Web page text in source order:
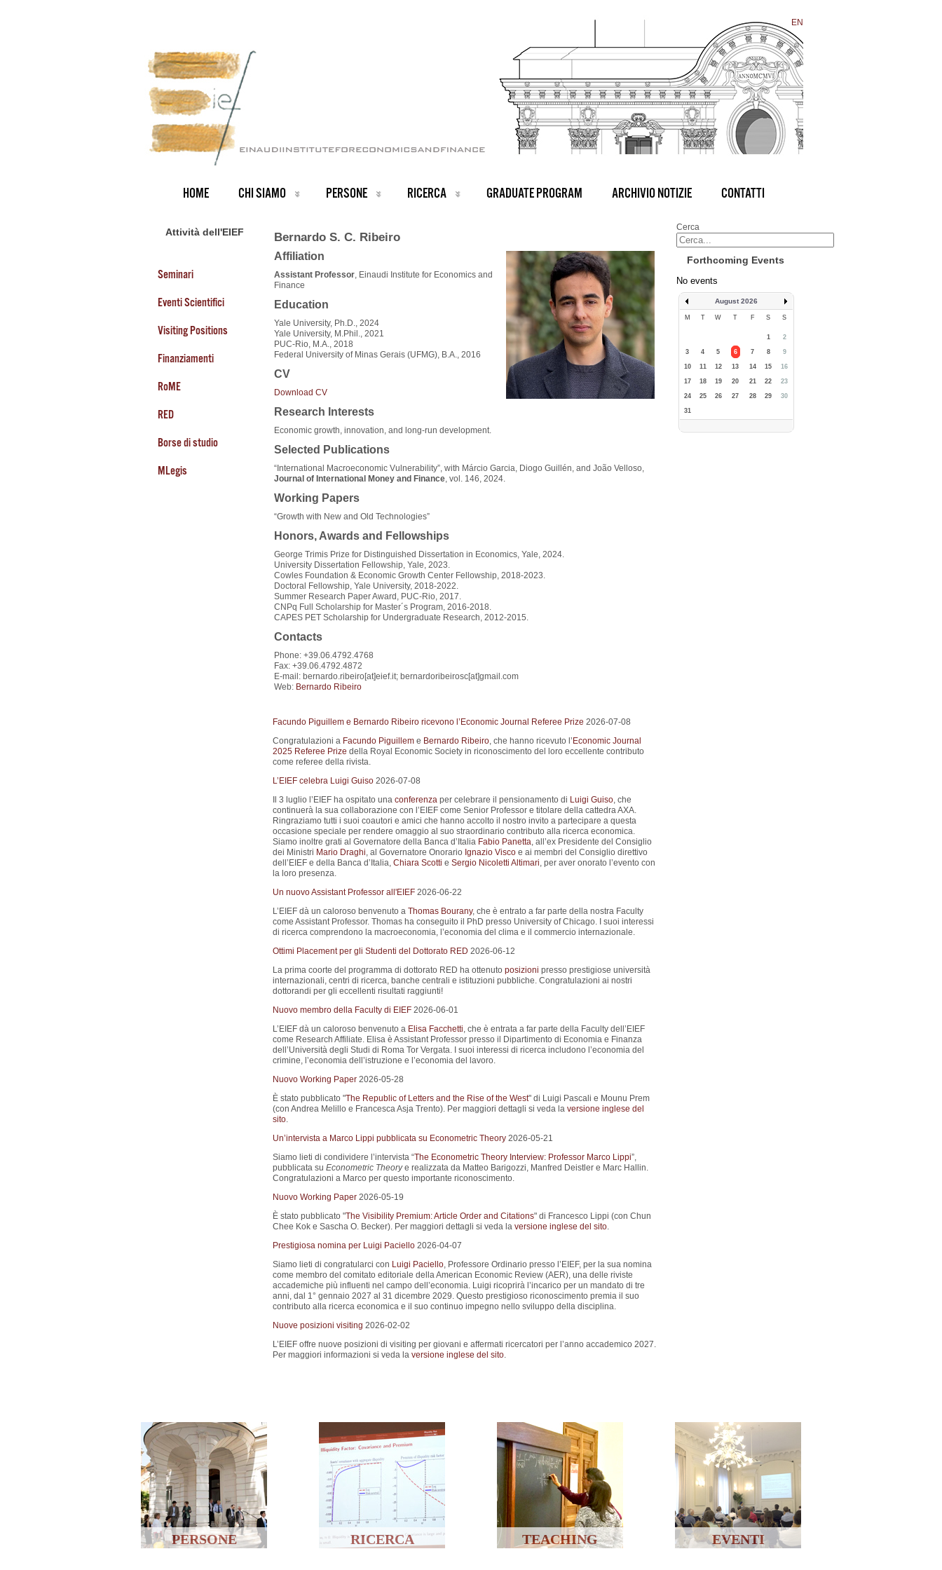
EN
HOME CHI SIAMO PERSONE RICERCA GRADUATE PROGRAM ARCHIVIO NOTIZIE CONTATTI
Attività dell'EIEF
Seminari
Eventi Scientifici
Visiting Positions
Finanziamenti
RoME
RED
Borse di studio
MLegis
Bernardo S. C. Ribeiro
Affiliation
Assistant Professor, Einaudi Institute for Economics and
Finance
Education
Yale University, Ph.D., 2024
Yale University, M.Phil., 2021
PUC-Rio, M.A., 2018
Federal University of Minas Gerais (UFMG), B.A., 2016
CV
Download CV
Research Interests
Economic growth, innovation, and long-run development.
Selected Publications
“International Macroeconomic Vulnerability”, with Márcio Garcia, Diogo Guillén, and João Velloso,
Journal of International Money and Finance, vol. 146, 2024.
Working Papers
“Growth with New and Old Technologies”
Honors, Awards and Fellowships
George Trimis Prize for Distinguished Dissertation in Economics, Yale, 2024.
University Dissertation Fellowship, Yale, 2023.
Cowles Foundation & Economic Growth Center Fellowship, 2018-2023.
Doctoral Fellowship, Yale University, 2018-2022.
Summer Research Paper Award, PUC-Rio, 2017.
CNPq Full Scholarship for Master´s Program, 2016-2018.
CAPES PET Scholarship for Undergraduate Research, 2012-2015.
Contacts
Phone: +39.06.4792.4768
Fax: +39.06.4792.4872
E-mail: bernardo.ribeiro[at]eief.it; bernardoribeirosc[at]gmail.com
Web: Bernardo Ribeiro
Facundo Piguillem e Bernardo Ribeiro ricevono l’Economic Journal Referee Prize 2026-07-08
Congratulazioni a Facundo Piguilleme Bernardo Ribeiro, che hanno ricevuto l’ Economic Journal
2025 Referee Prize della Royal Economic Society in riconoscimento del loro eccellente contributo
come referee della rivista.
L’EIEF celebra Luigi Guiso 2026-07-08
Il 3 luglio l’EIEF ha ospitato una conferenzaper celebrare il pensionamento di Luigi Guiso, che
continuerà la sua collaborazione con l’EIEF come Senior Professor e titolare della cattedra AXA.
Ringraziamo tutti i suoi coautori e amici che hanno accolto il nostro invito a partecipare a questa
occasione speciale per rendere omaggio al suo straordinario contributo alla ricerca economica.
Siamo inoltre grati al Governatore della Banca d’Italia Fabio Panetta, all’ex Presidente del Consiglio
dei Ministri Mario Draghi, al Governatore Onorario Ignazio Viscoe ai membri del Consiglio direttivo
dell’EIEF e della Banca d’Italia, Chiara Scotti e Sergio Nicoletti Altimari, per aver onorato l’evento con
la loro presenza.
Un nuovo Assistant Professor all'EIEF 2026-06-22
L’EIEF dà un caloroso benvenuto a Thomas Bourany, che è entrato a far parte della nostra Faculty
come Assistant Professor. Thomas ha conseguito il PhD presso University of Chicago. I suoi interessi
di ricerca comprendono la macroeconomia, l’economia del clima e il commercio internazionale.
Ottimi Placement per gli Studenti del Dottorato RED 2026-06-12
La prima coorte del programma di dottorato RED ha ottenuto posizioni presso prestigiose università
internazionali, centri di ricerca, banche centrali e istituzioni pubbliche. Congratulazioni ai nostri
dottorandi per gli eccellenti risultati raggiunti!
Nuovo membro della Faculty di EIEF 2026-06-01
L’EIEF dà un caloroso benvenuto a Elisa Facchetti, che è entrata a far parte della Faculty dell’EIEF
come Research Affiliate. Elisa è Assistant Professor presso il Dipartimento di Economia e Finanza
dell’Università degli Studi di Roma Tor Vergata. I suoi interessi di ricerca includono l’economia del
crimine, l’economia dell’istruzione e l’economia del lavoro.
Nuovo Working Paper 2026-05-28
È stato pubblicato "The Republic of Letters and the Rise of the West" di Luigi Pascali e Mounu Prem
(con Andrea Melillo e Francesca Asja Trento). Per maggiori dettagli si veda la versione inglese del
sito.
Un’intervista a Marco Lippi pubblicata su Econometric Theory 2026-05-21
Siamo lieti di condividere l’intervista “The Econometric Theory Interview: Professor Marco Lippi”,
pubblicata su Econometric Theorye realizzata da Matteo Barigozzi, Manfred Deistler e Marc Hallin.
Congratulazioni a Marco per questo importante riconoscimento.
Nuovo Working Paper 2026-05-19
È stato pubblicato "The Visibility Premium: Article Order and Citations" di Francesco Lippi (con Chun
Chee Kok e Sascha O. Becker). Per maggiori dettagli si veda la versione inglese del sito.
Prestigiosa nomina per Luigi Paciello 2026-04-07
Siamo lieti di congratularci con Luigi Paciello, Professore Ordinario presso l’EIEF, per la sua nomina
come membro del comitato editoriale della American Economic Review (AER), una delle riviste
accademiche più influenti nel campo dell’economia. Luigi ricoprirà l’incarico per un mandato di tre
anni, dal 1° gennaio 2027 al 31 dicembre 2029. Questo prestigioso riconoscimento premia il suo
contributo alla ricerca economica e il suo continuo impegno nello sviluppo della disciplina.
Nuove posizioni visiting 2026-02-02
L’EIEF offre nuove posizioni di visiting per giovani e affermati ricercatori per l’anno accademico 2027.
Per maggiori informazioni si veda la versione inglese del sito.
Cerca
Forthcoming Events
No events
August 2026
M T W T F S S
1 2
3 4 5 6 7 8 9
10 11 12 13 14 15 16
17 18 19 20 21 22 23
24 25 26 27 28 29 30
31
PERSONE RICERCA TEACHING EVENTI